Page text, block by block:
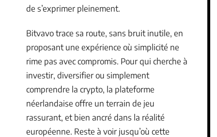
de s’exprimer pleinement.
Bitvavo trace sa route, sans bruit inutile, en
proposant une expérience où simplicité ne
rime pas avec compromis. Pour qui cherche à
investir, diversifier ou simplement
comprendre la crypto, la plateforme
néerlandaise offre un terrain de jeu
rassurant, et bien ancré dans la réalité
européenne. Reste à voir jusqu’où cette